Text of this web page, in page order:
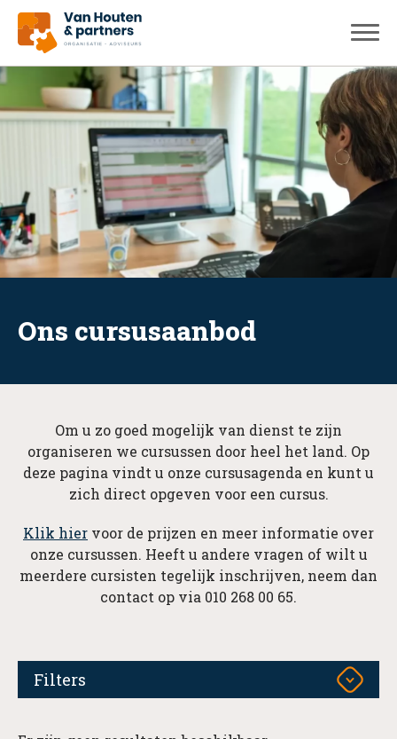
Ons cursusaanbod
Om u zo goed mogelijk van dienst te zijn
organiseren we cursussen door heel het land. Op
deze pagina vindt u onze cursusagenda en kunt u
zich direct opgeven voor een cursus.
Klik hier voor de prijzen en meer informatie over
onze cursussen. Heeft u andere vragen of wilt u
meerdere cursisten tegelijk inschrijven, neem dan
contact op via 010 268 00 65.
Filters